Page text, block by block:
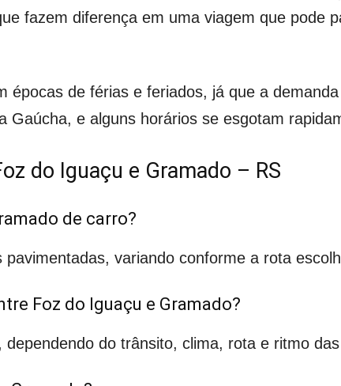
fazem diferença em uma viagem que pode
épocas de férias e feriados, já que a
Gaúcha, e alguns horários se esgotam
do Iguaçu e Gramado – RS
de carro?
variando conforme a rota
Foz do Iguaçu e Gramado?
do trânsito, clima, rota e ritmo